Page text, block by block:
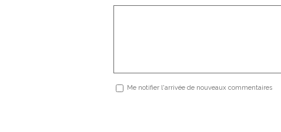
Me notifier l'arrivée de nouveaux commentaires